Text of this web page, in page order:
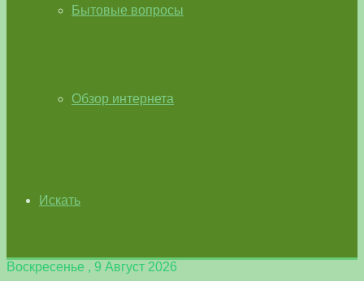
Бытовые вопросы
Обзор интернета
Искать
Воскресенье , 9 Август 2026